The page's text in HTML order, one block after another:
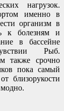
нагрузок.
именно в
организм в
к болезням и
в бассейне
Рыб.
также срочно
пока самый
близорукости